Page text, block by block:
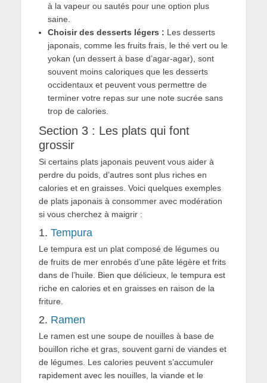
à la vapeur ou sautés pour une option plus
saine.
Choisir des desserts légers : Les desserts
japonais, comme les fruits frais, le thé vert ou le
yokan (un dessert à base d’agar-agar), sont
souvent moins caloriques que les desserts
occidentaux et peuvent vous permettre de
terminer votre repas sur une note sucrée sans
trop de calories.
Section 3 : Les plats qui font
grossir
Si certains plats japonais peuvent vous aider à
perdre du poids, d’autres sont plus riches en
calories et en graisses. Voici quelques exemples
de plats japonais à consommer avec modération
si vous cherchez à maigrir :
1. Tempura
Le tempura est un plat composé de légumes ou
de fruits de mer enrobés d’une pâte légère et frits
dans de l’huile. Bien que délicieux, le tempura est
riche en calories et en graisses en raison de la
friture.
2. Ramen
Le ramen est une soupe de nouilles à base de
bouillon riche et gras, souvent garni de viandes et
de légumes. Les calories peuvent s’accumuler
rapidement avec les nouilles, la viande et le